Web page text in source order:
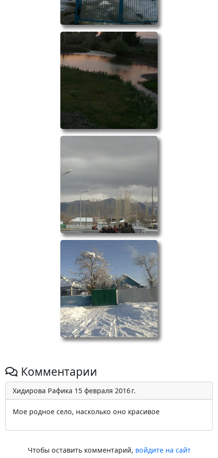
Комментарии
Хидирова Рафика 15 февраля 2016 г.
Мое родное село, насколько оно красивое
Чтобы оставить комментарий, войдите на сайт